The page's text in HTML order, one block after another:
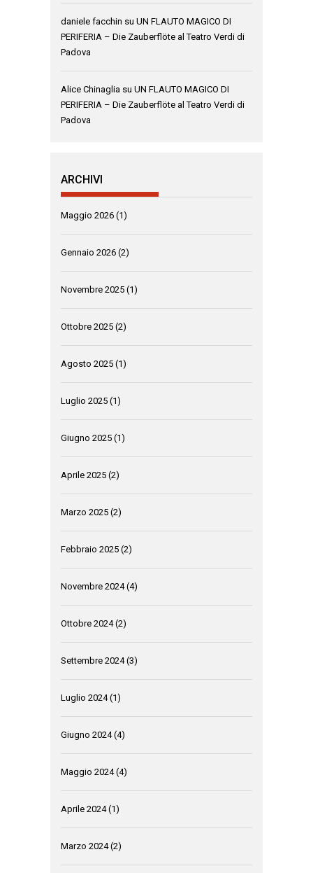
daniele facchin su UN FLAUTO MAGICO DI
PERIFERIA – Die Zauberflöte al Teatro Verdi di
Padova
Alice Chinaglia su UN FLAUTO MAGICO DI
PERIFERIA – Die Zauberflöte al Teatro Verdi di
Padova
ARCHIVI
Maggio 2026 (1)
Gennaio 2026 (2)
Novembre 2025 (1)
Ottobre 2025 (2)
Agosto 2025 (1)
Luglio 2025 (1)
Giugno 2025 (1)
Aprile 2025 (2)
Marzo 2025 (2)
Febbraio 2025 (2)
Novembre 2024(4)
Ottobre 2024(2)
Settembre 2024(3)
Luglio 2024(1)
Giugno 2024(4)
Maggio 2024(4)
Aprile 2024(1)
Marzo 2024(2)